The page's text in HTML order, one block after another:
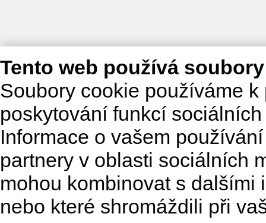
Tento web používá
Soubory cookie používáme
poskytování funkcí
Informace o vašem
partnery v oblasti sociálních
mohou kombinovat s dalšími
nebo které shromáždili při